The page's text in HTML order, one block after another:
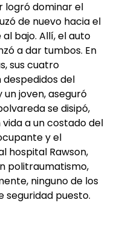
logró dominar el
de nuevo hacia el
bajo. Allí, el auto
a dar tumbos. En
sus cuatro
del
joven, aseguró
se disipó,
a un costado del
y el
hospital Rawson,
politraumatismo,
ninguno de los
seguridad puesto.